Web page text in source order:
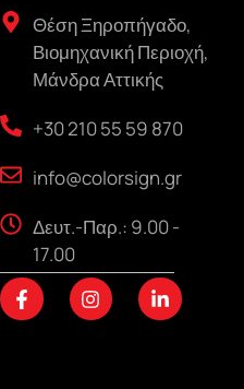
Θέση Ξηροπήγαδο,
Βιομηχανική Περιοχή,
Μάνδρα Αττικής
+30 210 55 59 870
info@colorsign.gr
Δευτ.-Παρ.: 9.00 -
17.00
F
a
c
I
n
s
L
i
n